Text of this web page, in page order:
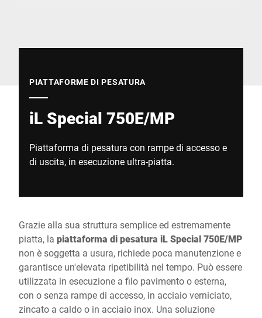
PIATTAFORME DI PESATURA
iL Special 750E/MP
Piattaforma di pesatura con rampe di accesso e
di uscita, in esecuzione ultra-piatta.
Grazie alla sua struttura semplice ed estremamente
piatta, la piattaforma di pesatura iL Special 750E/MP
non è soggetta a usura, richiede poca manutenzione e
garantisce un'elevata ripetibilità nel tempo. Può essere
utilizzata in esecuzione a filo pavimento o esterna,
con o senza rampe di accesso, in acciaio verniciato,
zincato a caldo o in acciaio inox. Una soluzione